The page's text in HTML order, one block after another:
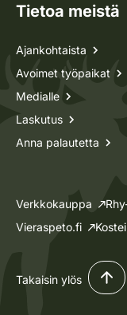
Tietoa meistä
Ajankohtaista
Avoimet työpaikat
Medialle
Laskutus
Anna palautetta
Verkkokauppa
Vieraspeto.fi
Takaisin ylös